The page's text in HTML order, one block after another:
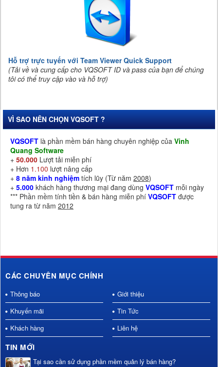
Hỗ trợ trực tuyến với Team Viewer Quick Support
(Tải về và cung cấp cho VQSOFT ID và pass của bạn để chúng
tôi có thể truy cập vào và hỗ trợ)
VÌ SAO NÊN CHỌN VQSOFT ?
VQSOFT là phần mềm bán hàng chuyên nghiệp của Vinh
Quang Software
+ 50.000 Lượt tải miễn phí
+ Hơn 1.100 lượt nâng cấp
+ 8 năm kinh nghiệm tích lũy (Từ năm 2008)
+ 5.000 khách hàng thương mại đang dùng VQSOFT mỗi ngày
*** Phần mềm tính tiền & bán hàng miễn phí VQSOFT được
tung ra từ năm 2012
CÁC CHUYÊN MỤC CHÍNH
Thông báo
Giới thiệu
Khuyến mãi
Tin Tức
Khách hàng
Liên hệ
TIN MỚI
Tại sao cần sử dụng phần mềm quản lý bán hàng?